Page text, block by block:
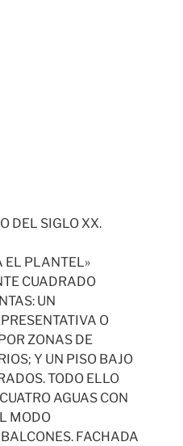
DEL SIGLO XX.
EL PLANTEL»
CUADRADO
UN
O
ZONAS DE
Y UN PISO BAJO
TODO ELLO
AGUAS CON
MODO
FACHADA